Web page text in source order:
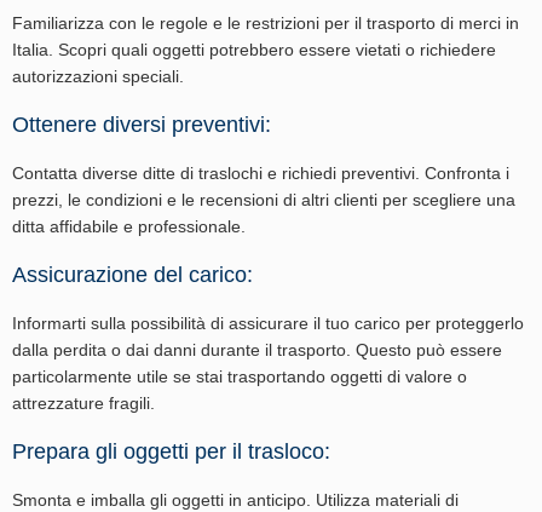
Familiarizza con le regole e le restrizioni per il trasporto di merci in
Italia. Scopri quali oggetti potrebbero essere vietati o richiedere
autorizzazioni speciali.
Ottenere diversi preventivi:
Contatta diverse ditte di traslochi e richiedi preventivi. Confronta i
prezzi, le condizioni e le recensioni di altri clienti per scegliere una
ditta affidabile e professionale.
Assicurazione del carico:
Informarti sulla possibilità di assicurare il tuo carico per proteggerlo
dalla perdita o dai danni durante il trasporto. Questo può essere
particolarmente utile se stai trasportando oggetti di valore o
attrezzature fragili.
Prepara gli oggetti per il trasloco:
Smonta e imballa gli oggetti in anticipo. Utilizza materiali di